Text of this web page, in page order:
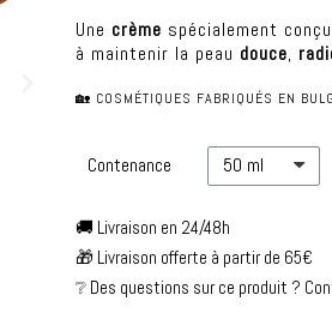
Une crème spécialement
à maintenir la peau douce,
🏡 COSMÉTIQUES FABRIQUÉS EN
Contenance
🚚 Livraison en 24/48h
🎁 Livraison offerte à partir de 65€
❔ Des questions sur ce produit ?